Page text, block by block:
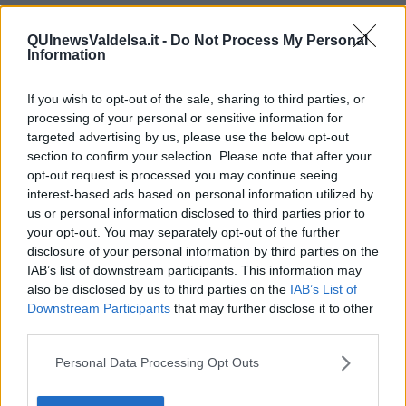
QUInewsValdelsa.it - Do Not Process My Personal
Information
If you wish to opt-out of the sale, sharing to third parties, or
processing of your personal or sensitive information for
targeted advertising by us, please use the below opt-out
section to confirm your selection. Please note that after your
opt-out request is processed you may continue seeing
interest-based ads based on personal information utilized by
us or personal information disclosed to third parties prior to
your opt-out. You may separately opt-out of the further
disclosure of your personal information by third parties on the
IAB’s list of downstream participants. This information may
also be disclosed by us to third parties on the IAB’s List of
Downstream Participants that may further disclose it to other
Personal Data Processing Opt Outs
Matteo Messina Denaroa Campobello di Mazara, Alfonso
, che bene conosceva anche altri personaggi di spicco
della mafia locale. Auguriamo a magistratura e forze dell’ordine un
proficuo lavoro che, in questo momento, può diventare
criminale.
La mafia è un fenomeno umano, dicevaFalcone, e come tutti i
fenomeni umani ha un principio, una sua evoluzione e avrà quindi
anche una fine. L’attualità di questo pensiero è sotto gli occhi di tutti
e ci suggerisce di non perdere tempo.
Salvatore Calleri
alle 20:00 direttamente nella tua casella di posta.